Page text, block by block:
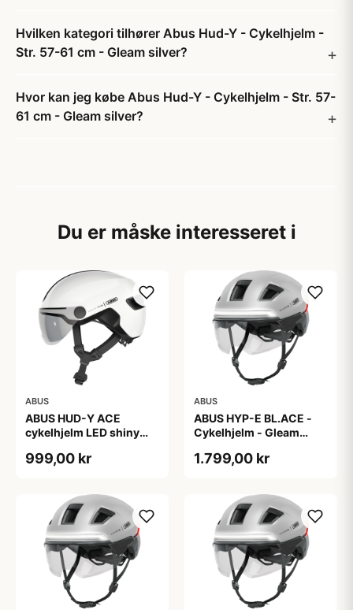
Hvilken kategori tilhører Abus Hud-Y - Cykelhjelm -
Str. 57-61 cm - Gleam silver?
Hvor kan jeg købe Abus Hud-Y - Cykelhjelm - Str. 57-
61 cm - Gleam silver?
Du er måske interesseret i
ABUS
ABUS HUD-Y ACE
cykelhjelm LED shiny
999,00 kr
ABUS
ABUS HYP-E BL.ACE -
Cykelhjelm - Gleam
1.799,00 kr